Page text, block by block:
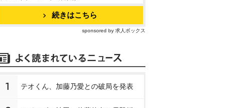
続きはこちら
sponsored by 求人ボックス
1 テオくん、加藤乃愛との破局を発表